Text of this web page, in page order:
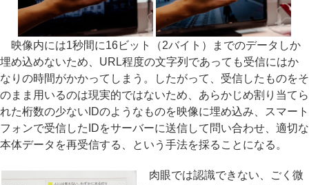
映像内には1秒間に16ビット（2バイト）までのデータしか
埋め込めないため、URL程度の文字列であっても受信にはか
なりの時間がかかってしまう。したがって、受信したものをそ
のまま用いるのは現実的ではないため、あらかじめ割り当てら
れた桁数の少ないIDのようなものを映像に埋め込み、スマート
フォンで受信したIDをサーバーに送信して問い合わせ、適切な
本体データを再受信する、という手法を採ることになる。
肉眼では認識できない、ごく微